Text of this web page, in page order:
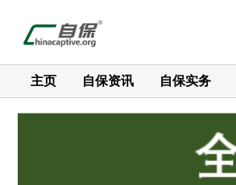
主页 自保资讯 自保实务